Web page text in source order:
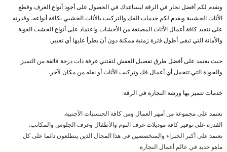
ونقدم لكم أفضل نجار في الرقة ليساعدك في الحصول على أجود أنواع الغرف وقطع
الأثاث الخشبية ويقدم لكم خدمات الفك والتركيب بالأثاث الخشبي بكافة أنواعه، وقدرته
على تنفيذ كافة أعمال الأثاث المصنعة من الأخشاب واعتماد على أنواع الخشب القوية
والأمانة التي تبقى أطول فترة زمنية ممكنة دون أن يطرأ عليها أي تغيير.
حيث يعتمد على أفضل طرق تفصيل العفش لتقتني غرفة ذات درجة فائقة من التميز
والجودة التي تتحمل أي أعمال فك وتركيب الأثاث أو نقله من مكان لآخر.
خدمات تتميز بها ورشة النجارة في الرقة:
نعتمد على مجموعة من أمهر العمال ومن كافة الجنسيات الأجنبية.
القدرة على توفير كافة موديلات غرف النوم والأطفال وغرف الجلوس والمكاتب.
نعتمد على أكبر الخبراء والمتخصصين في هذا المجال الذين يتطلعون دائما على كل
ماهو جديد في عالم أعمال النجارة.